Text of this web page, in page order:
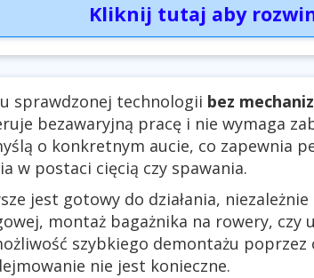
Kliknij tutaj aby
sprawdzonej technologii bez
bezawaryjną pracę i nie wymaga
o konkretnym aucie, co zapewnia
w postaci cięcią czy spawania.
jest gotowy do działania,
montaż bagażnika na rowery, czy
szybkiego demontażu
nie jest konieczne.